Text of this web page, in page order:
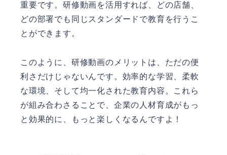
重要です。研修動画を活用すれば、どの店舗、
どの部署でも同じスタンダードで教育を行うこ
とができます。
このように、研修動画のメリットは、ただの便
利さだけじゃないんです。効率的な学習、柔軟
な環境、そして均一化された教育内容。これら
が組み合わさることで、企業の人材育成がもっ
と効果的に、もっと楽しくなるんですよ！